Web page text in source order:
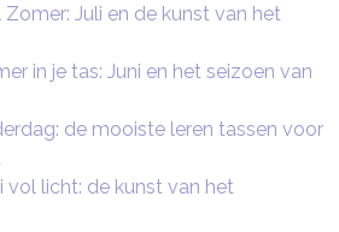
Zomer: Juli en de kunst van het
in je tas: Juni en het seizoen van
de mooiste leren tassen voor
vol licht: de kunst van het